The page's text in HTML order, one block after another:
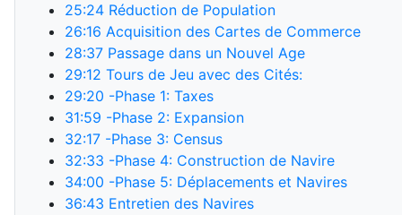
25:24 Réduction de Population
26:16 Acquisition des Cartes de Commerce
28:37 Passage dans un Nouvel Age
29:12 Tours de Jeu avec des Cités:
29:20 -Phase 1: Taxes
31:59 -Phase 2: Expansion
32:17 -Phase 3: Census
32:33 -Phase 4: Construction de Navire
34:00 -Phase 5: Déplacements et Navires
36:43 Entretien des Navires